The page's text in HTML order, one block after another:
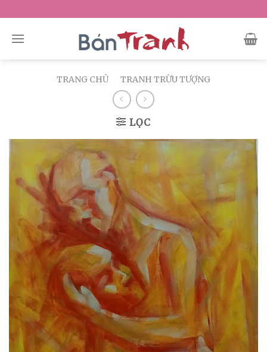
to
content
TRANG CHỦ TRANH TRỪU TƯỢNG
LỌC